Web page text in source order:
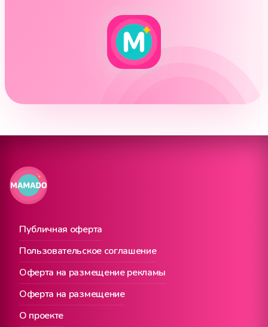
Публичная оферта
О проекте
Пользовательское соглашение
Оферта на размещение рекламы
Оферта на размещение